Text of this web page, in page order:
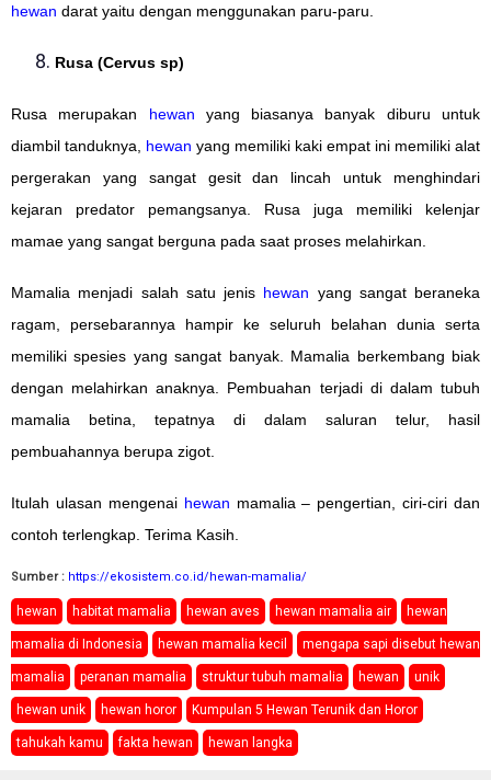
hewan darat yaitu dengan menggunakan paru-paru.
Rusa (Cervus sp)
Rusa merupakan hewan yang biasanya banyak diburu untuk
diambil tanduknya, hewan yang memiliki kaki empat ini memiliki alat
pergerakan yang sangat gesit dan lincah untuk menghindari
kejaran predator pemangsanya. Rusa juga memiliki kelenjar
mamae yang sangat berguna pada saat proses melahirkan.
Mamalia menjadi salah satu jenis hewan yang sangat beraneka
ragam, persebarannya hampir ke seluruh belahan dunia serta
memiliki spesies yang sangat banyak. Mamalia berkembang biak
dengan melahirkan anaknya. Pembuahan terjadi di dalam tubuh
mamalia betina, tepatnya di dalam saluran telur, hasil
pembuahannya berupa zigot.
Itulah ulasan mengenai hewan mamalia – pengertian, ciri-ciri dan
contoh terlengkap. Terima Kasih.
Sumber : https://ekosistem.co.id/hewan-mamalia/
hewan habitat mamalia hewan aves hewan mamalia air hewan
mamalia di Indonesia hewan mamalia kecil mengapa sapi disebut hewan
mamalia peranan mamalia struktur tubuh mamalia hewan unik
hewan unik hewan horor Kumpulan 5 Hewan Terunik dan Horor
tahukah kamu fakta hewan hewan langka